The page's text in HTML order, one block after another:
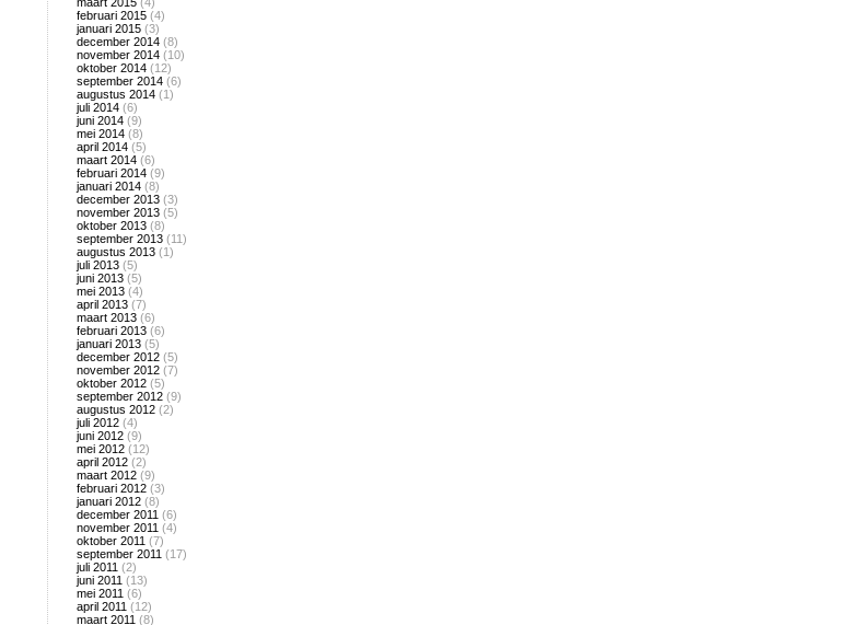
februari 2015 (4)
januari 2015 (3)
december 2014 (8)
november 2014 (10)
oktober 2014 (12)
september 2014 (6)
augustus 2014 (1)
juli 2014 (6)
juni 2014 (9)
mei 2014 (8)
april 2014 (5)
maart 2014 (6)
februari 2014 (9)
januari 2014 (8)
december 2013 (3)
november 2013 (5)
oktober 2013 (8)
september 2013 (11)
augustus 2013 (1)
juli 2013 (5)
juni 2013 (5)
mei 2013 (4)
april 2013 (7)
maart 2013 (6)
februari 2013 (6)
januari 2013 (5)
december 2012 (5)
november 2012 (7)
oktober 2012 (5)
september 2012 (9)
augustus 2012 (2)
juli 2012 (4)
juni 2012 (9)
mei 2012 (12)
april 2012 (2)
maart 2012 (9)
februari 2012 (3)
januari 2012 (8)
december 2011 (6)
november 2011 (4)
oktober 2011 (7)
september 2011 (17)
juli 2011 (2)
juni 2011 (13)
mei 2011 (6)
april 2011 (12)
maart 2011 (8)